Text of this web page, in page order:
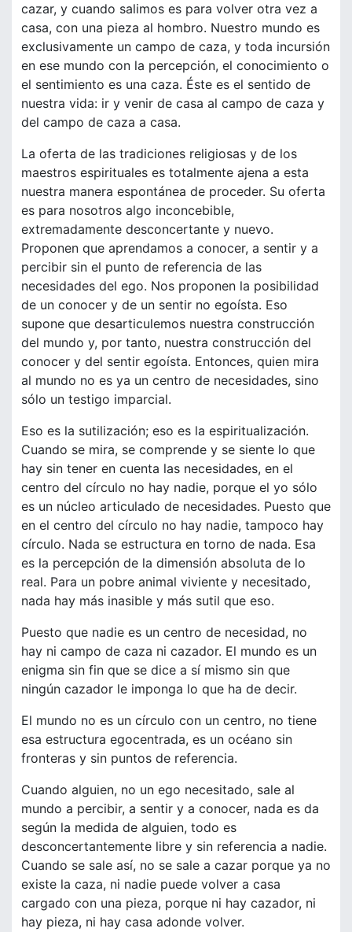
cazar, y cuando salimos es para volver otra vez a
casa, con una pieza al hombro. Nuestro mundo es
exclusivamente un campo de caza, y toda incursión
en ese mundo con la percepción, el conocimiento o
el sentimiento es una caza. Éste es el sentido de
nuestra vida: ir y venir de casa al campo de caza y
del campo de caza a casa.
La oferta de las tradiciones religiosas y de los
maestros espirituales es totalmente ajena a esta
nuestra manera espontánea de proceder. Su oferta
es para nosotros algo inconcebible,
extremadamente desconcertante y nuevo.
Proponen que aprendamos a conocer, a sentir y a
percibir sin el punto de referencia de las
necesidades del ego. Nos proponen la posibilidad
de un conocer y de un sentir no egoísta. Eso
supone que desarticulemos nuestra construcción
del mundo y, por tanto, nuestra construcción del
conocer y del sentir egoísta. Entonces, quien mira
al mundo no es ya un centro de necesidades, sino
sólo un testigo imparcial.
Eso es la sutilización; eso es la espiritualización.
Cuando se mira, se comprende y se siente lo que
hay sin tener en cuenta las necesidades, en el
centro del círculo no hay nadie, porque el yo sólo
es un núcleo articulado de necesidades. Puesto que
en el centro del círculo no hay nadie, tampoco hay
círculo. Nada se estructura en torno de nada. Esa
es la percepción de la dimensión absoluta de lo
real. Para un pobre animal viviente y necesitado,
nada hay más inasible y más sutil que eso.
Puesto que nadie es un centro de necesidad, no
hay ni campo de caza ni cazador. El mundo es un
enigma sin fin que se dice a sí mismo sin que
ningún cazador le imponga lo que ha de decir.
El mundo no es un círculo con un centro, no tiene
esa estructura egocentrada, es un océano sin
fronteras y sin puntos de referencia.
Cuando alguien, no un ego necesitado, sale al
mundo a percibir, a sentir y a conocer, nada es da
según la medida de alguien, todo es
desconcertantemente libre y sin referencia a nadie.
Cuando se sale así, no se sale a cazar porque ya no
existe la caza, ni nadie puede volver a casa
cargado con una pieza, porque ni hay cazador, ni
hay pieza, ni hay casa adonde volver.